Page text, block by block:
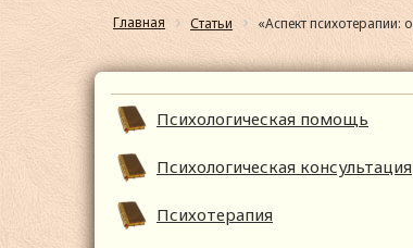
Главная Статьи «Аспект психотерапии:
Психологическая помощь
Психологическая консультация
Психотерапия